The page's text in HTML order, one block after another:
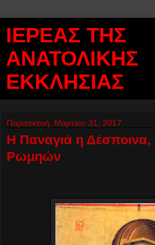
ΙΕΡΕΑΣ ΤΗΣ
ΑΝΑΤΟΛΙΚΗΣ
ΕΚΚΛΗΣΙΑΣ
Παρασκευή, Μαρτίου 31, 2017
Η Παναγιά η
Ρωμηών